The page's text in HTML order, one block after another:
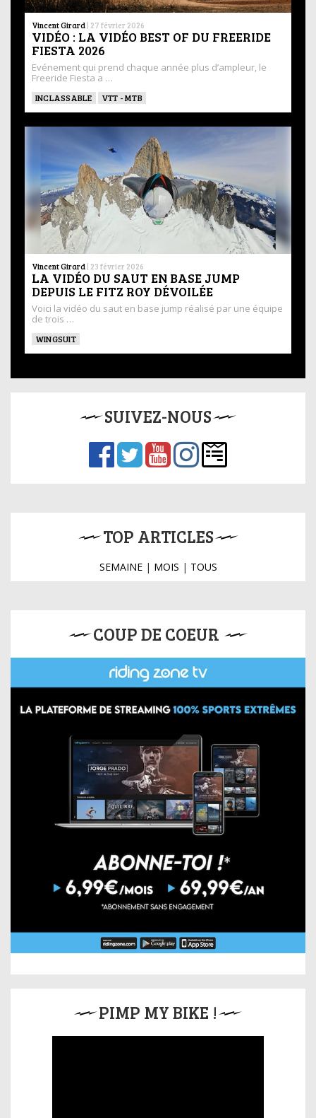
Vincent Girard | 27 février 2026
VIDÉO : LA VIDÉO BEST OF DU FREERIDE
FIESTA 2026
Evénement qui prend chaque année plus d’ampleur, le
Freeride Fiesta a …
INCLASSABLE VTT - MTB
Vincent Girard | 23 février 2026
LA VIDÉO DU SAUT EN BASE JUMP
DEPUIS LE FITZ ROY DÉVOILÉE
Voici la vidéo du saut en base jump réalisé par une équipe
de trois …
WINGSUIT
SUIVEZ-NOUS
TOP ARTICLES
SEMAINE| MOIS | TOUS
COUP DE COEUR
PIMP MY BIKE !